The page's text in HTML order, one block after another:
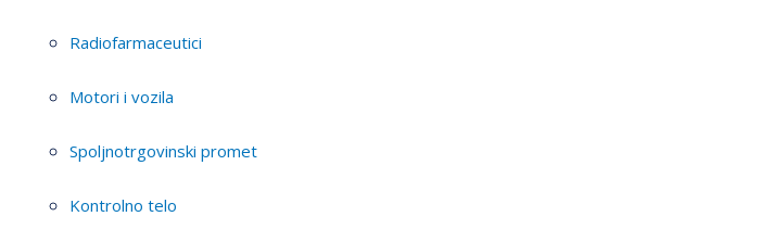
Radiofarmaceutici
Motori i vozila
Spoljnotrgovinski promet
Kontrolno telo